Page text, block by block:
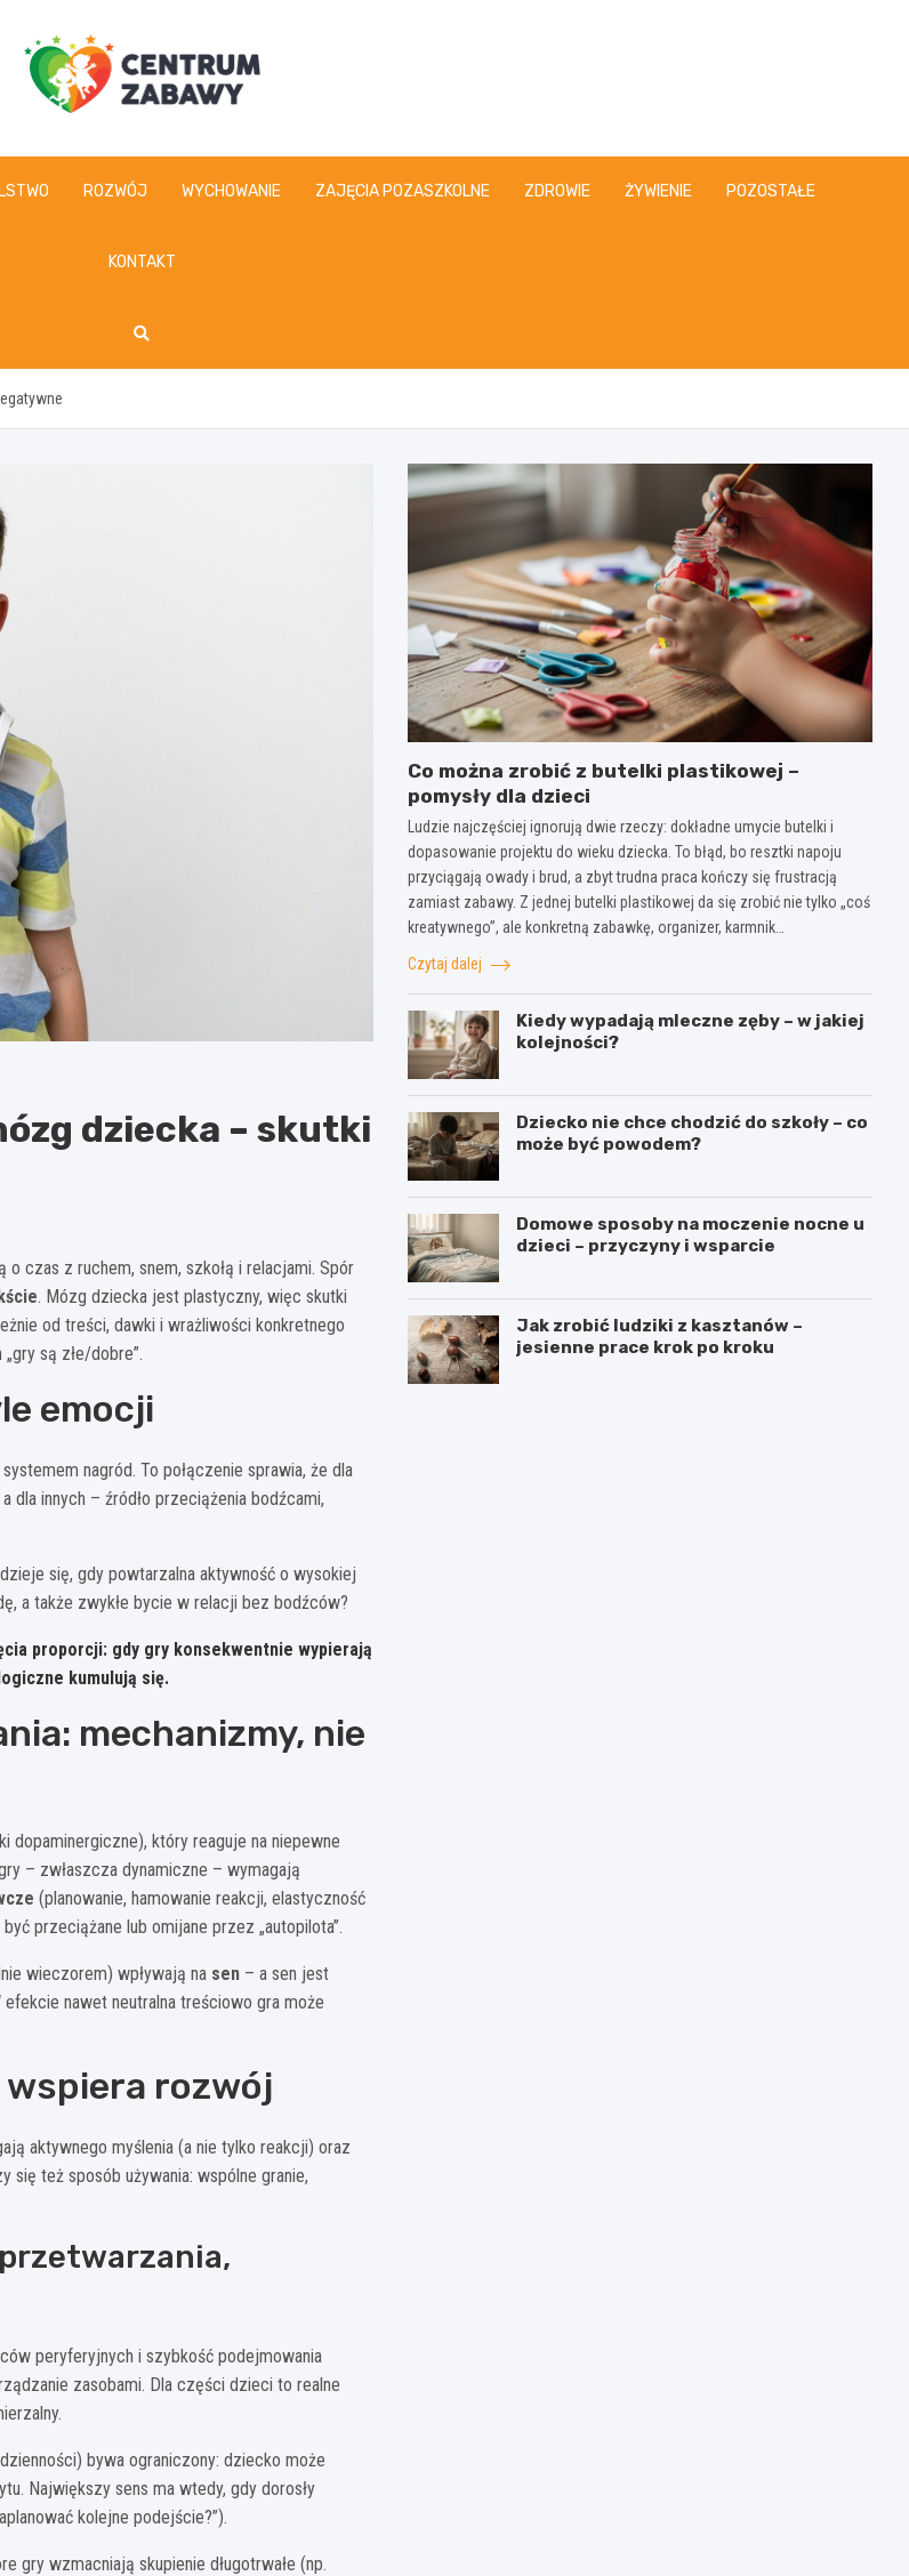
centrumzabawy.pl
ROZWÓJ WYCHOWANIE ZAJĘCIA POZASZKOLNE ZDROWIE ŻYWIENIE POZOSTAŁE
KONTAKT
dziecka – skutki
o czas z ruchem, snem, szkołą i relacjami. Spór
. Mózg dziecka jest plastyczny, więc skutki
od treści, dawki i wrażliwości konkretnego
są złe/dobre”.
emocji
nagród. To połączenie sprawia, że dla
innych – źródło przeciążenia bodźcami,
się, gdy powtarzalna aktywność o wysokiej
a także zwykłe bycie w relacji bez bodźców?
proporcji: gdy gry konsekwentnie wypierają
kumulują się.
mechanizmy, nie
dopaminergiczne), który reaguje na niepewne
– zwłaszcza dynamiczne – wymagają
(planowanie, hamowanie reakcji, elastyczność
przeciążane lub omijane przez „autopilota”.
wieczorem) wpływają na sen – a sen jest
nawet neutralna treściowo gra może
rozwój
aktywnego myślenia (a nie tylko reakcji) oraz
się też sposób używania: wspólne granie,
peryferyjnych i szybkość podejmowania
zasobami. Dla części dzieci to realne
bywa ograniczony: dziecko może
Największy sens ma wtedy, gdy dorosły
kolejne podejście?”).
gry wzmacniają skupienie długotrwałe (np.
Co można zrobić z butelki plastikowej –
pomysły dla dzieci
Ludzie najczęściej ignorują dwie rzeczy: dokładne umycie butelki i
dopasowanie projektu do wieku dziecka. To błąd, bo resztki napoju
przyciągają owady i brud, a zbyt trudna praca kończy się frustracją
zamiast zabawy. Z jednej butelki plastikowej da się zrobić nie tylko „coś
kreatywnego”, ale konkretną zabawkę, organizer, karmnik…
Czytaj dalej
Kiedy wypadają mleczne zęby – w jakiej
kolejności?
Dziecko nie chce chodzić do szkoły – co
może być powodem?
Domowe sposoby na moczenie nocne u
dzieci – przyczyny i wsparcie
Jak zrobić ludziki z kasztanów –
jesienne prace krok po kroku